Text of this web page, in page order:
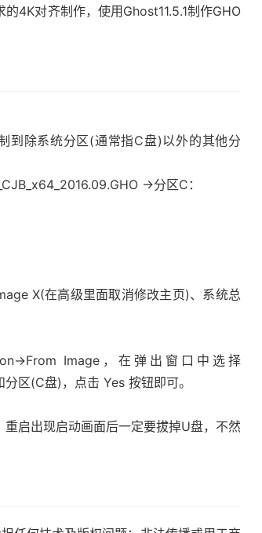
4K对齐制作，使用Ghost11.5.1制作GHO
到除系统分区(通常指C盘)以外的其他分
→分区C：
X(在高级里面取消修改主页)、系统总
Image，在弹出窗口中选择
区(C盘)，点击 Yes 按钮即可。
启出现启动画面后一定要拔掉U盘，不然